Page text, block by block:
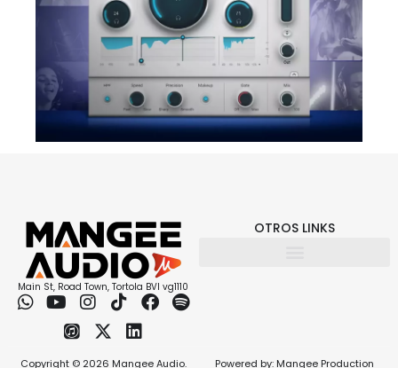
Main St, Road Town, Tortola BVI vg1110
OTROS LINKS
Copyright © 2026 Mangee Audio. Powered by: Mangee Production